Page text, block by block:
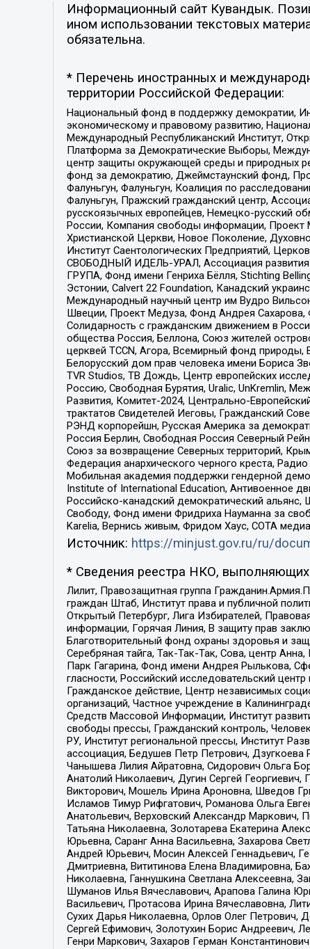
Информационный сайт Кувандык.
ином использовании текстовых
обязательна.
* Перечень иностранных и
территории Российской Федерации:
Национальный фонд в поддержку демократии,
экономическому и правовому развитию,
Международный Республиканский Институт,
Платформа за Демократические Выборы,
центр защиты окружающей среды и природных
фонд за демократию, Джеймстаунский фонд,
Фалуньгун, Фалуньгун, Коалиция по
Фалуньгун, Пражский гражданский центр,
русскоязычных европейцев, Немецко-русский
России, Компания свободы информации, Проект
Христианской Церкви, Новое Поколение,
Институт Саентологических Предприятий,
СВОБОДНЫЙ ИДЕЛЬ-УРАЛ, Ассоциация развития
ГРУПА, Фонд имени Генриха Бёлля, Stichting
Эстонии, Calvert 22 Foundation, Канадский
Международный научный центр им Вудро
Швеции, Проект Медуза, Фонд Андрея
Солидарность с гражданским движением в
общества Россия, Беллона, Союз жителей
церквей TCCN, Агора, Всемирный фонд природы,
Белорусский дом прав человека имени Бориса
TVR Studios, ТВ Дождь, Центр европейских
Россию, Свободная Бурятия, Uralic, UnKremlin,
Развития, Комитет-2024, Центрально-
трактатов Свидетелей Иеговы, Гражданский
РЭНД корпорейшн, Русская Америка за
Россия Берлин, Свободная Россия Северный
Союз за возвращение Северных территорий,
Федерация анархического черного креста,
Мобильная академия поддержки гендерной
Institute of International Education, Антивоенное
Российско-канадский демократический
Свободу, Фонд имени Фридриха Науманна за
Karelia, Вернись живым, Фридом Хаус, СОТА
Источник: https://minjust.gov.ru/ru/
* Сведения реестра НКО, выполняющих
Лилит, Правозащитная группа
граждан Штаб, Институт права и публичной
Открытый Петербург, Лига Избирателей,
информации, Горячая Линия, В защиту прав
Благотворительный фонд охраны здоровья и
Серебряная тайга, Так-Так-Так, Сова, центр
Парк Гагарина, Фонд имени Андрея Рылькова,
гласности, Российский исследовательский
Гражданское действие, Центр независимых
организаций, Частное учреждение в
Средств Массовой Информации, Институт
свободы прессы, Гражданский контроль,
РУ, Институт региональной прессы, Институт
ассоциация, Бедушев Петр Петрович,
Чанышева Лилия Айратовна, Сидорович Ольга
Анатолий Николаевич, Дугин Сергей
Викторович, Мошель Ирина Ароновна, Шведов
Исламов Тимур Рифгатович, Романова Ольга
Анатольевич, Верховский Александр Маркович,
Татьяна Николаевна, Золотарева Екатерина
Юрьевна, Саранг Анна Васильевна, Захарова
Андрей Юрьевич, Мосин Алексей Геннадьевич,
Дмитриевна, Вититинова Елена Владимировна,
Николаевна, Ганнушкина Светлана Алексеевна,
Шуманов Илья Вячеславович, Арапова Галина
Васильевич, Протасова Ирина Вячеславовна,
Сухих Дарья Николаевна, Орлов Олег Петрович,
Сергей Ефимович, Золотухин Борис Андреевич,
Генри Маркович, Захаров Герман Константинович